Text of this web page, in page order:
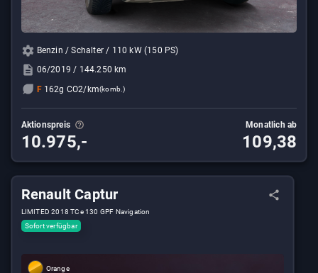
Benzin / Schalter / 110 kW (150 PS)
06/2019 / 144.250 km
F 162g CO2/km(komb.)
Aktionspreis
10.975,-
Monatlich ab
109,38
Renault Captur
LIMITED 2018 TCe 130 GPF Navigation
Sofort verfügbar
Orange